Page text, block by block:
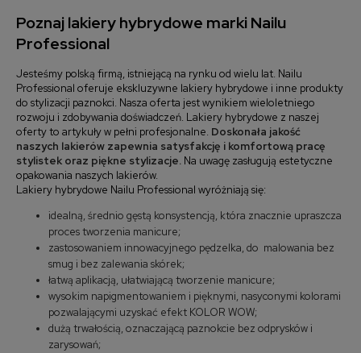
Poznaj lakiery hybrydowe marki Nailu
Professional
Jesteśmy polską firmą, istniejącą na rynku od wielu lat. Nailu
Professional oferuje ekskluzywne lakiery hybrydowe i inne produkty
do stylizacji paznokci. Nasza oferta jest wynikiem wieloletniego
rozwoju i zdobywania doświadczeń. Lakiery hybrydowe z naszej
oferty to artykuły w pełni profesjonalne. Doskonała jakość
naszych lakierów zapewnia satysfakcję i komfortową pracę
stylistek oraz piękne stylizacje. Na uwagę zasługują estetyczne
opakowania naszych lakierów.
Lakiery hybrydowe Nailu Professional wyróżniają się:
idealną, średnio gęstą konsystencją, która znacznie upraszcza
proces tworzenia manicure;
zastosowaniem innowacyjnego pędzelka, do malowania bez
smug i bez zalewania skórek;
łatwą aplikacją, ułatwiającą tworzenie manicure;
wysokim napigmentowaniem i pięknymi, nasyconymi kolorami
pozwalającymi uzyskać efekt KOLOR WOW;
dużą trwałością, oznaczającą paznokcie bez odprysków i
zarysowań;